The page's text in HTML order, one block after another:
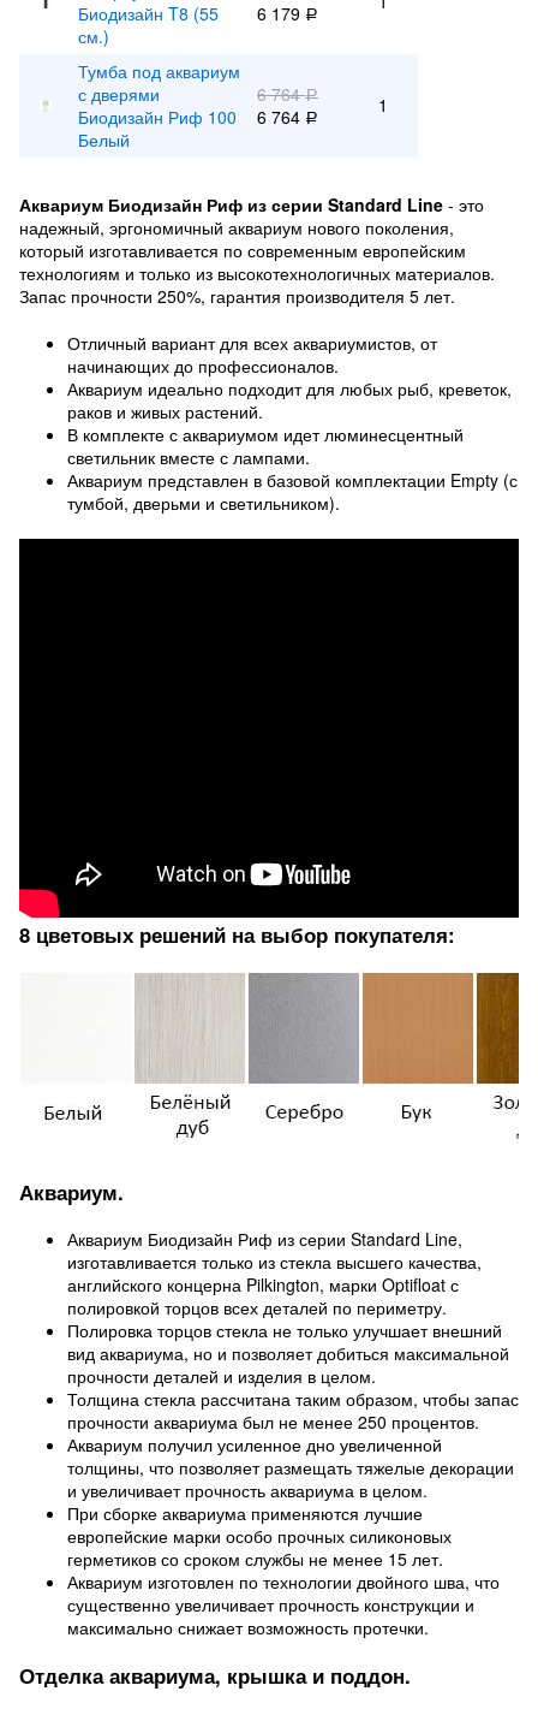
Биодизайн T8 (55
см.)
6 179 Р
Тумба под аквариум
с дверями
Биодизайн Риф 100
Белый
6 764Р
6 764 Р
1
Аквариум Биодизайн Риф из серии Standard Line - это
надежный, эргономичный аквариум нового поколения,
который изготавливается по современным европейским
технологиям и только из высокотехнологичных материалов.
Запас прочности 250%, гарантия производителя 5 лет.
Отличный вариант для всех аквариумистов, от
начинающих до профессионалов.
Аквариум идеально подходит для любых рыб, креветок,
раков и живых растений.
В комплекте с аквариумом идет люминесцентный
светильник вместе с лампами.
Аквариум представлен в базовой комплектации Empty (с
тумбой, дверьми и светильником).
8 цветовых решений на выбор покупателя:
Аквариум.
Аквариум Биодизайн Риф из серии Standard Line,
изготавливается только из стекла высшего качества,
английского концерна Pilkington, марки Optifloat с
полировкой торцов всех деталей по периметру.
Полировка торцов стекла не только улучшает внешний
вид аквариума, но и позволяет добиться максимальной
прочности деталей и изделия в целом.
Толщина стекла рассчитана таким образом, чтобы запас
прочности аквариума был не менее 250 процентов.
Аквариум получил усиленное дно увеличенной
толщины, что позволяет размещать тяжелые декорации
и увеличивает прочность аквариума в целом.
При сборке аквариума применяются лучшие
европейские марки особо прочных силиконовых
герметиков со сроком службы не менее 15 лет.
Аквариум изготовлен по технологии двойного шва, что
существенно увеличивает прочность конструкции и
максимально снижает возможность протечки.
Отделка аквариума, крышка и поддон.